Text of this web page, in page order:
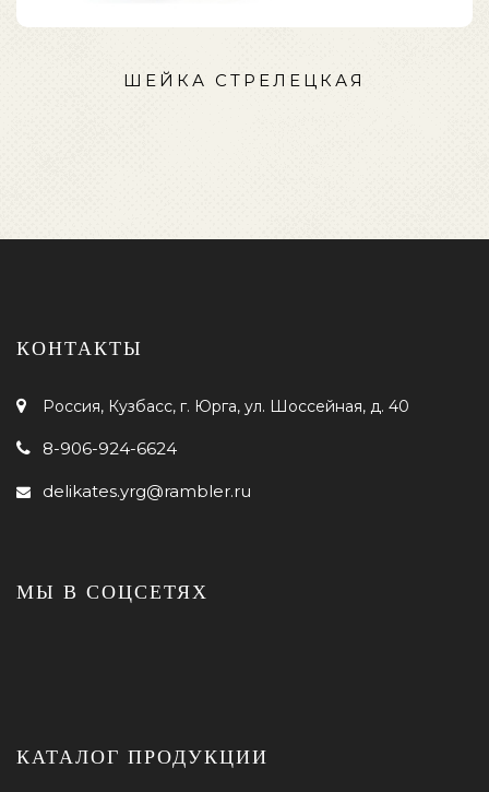
ШЕЙКА СТРЕЛЕЦКАЯ
КОНТАКТЫ
Россия, Кузбасс, г. Юрга, ул. Шоссейная, д. 40
8-906-924-6624
delikates.yrg@rambler.ru
МЫ В СОЦСЕТЯХ
КАТАЛОГ ПРОДУКЦИИ